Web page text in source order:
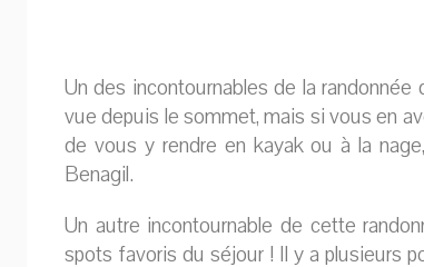
Un des incontournables de la
vue depuis le sommet, mais si vous en
de vous y rendre en kayak ou à la
Benagil.
Un autre incontournable de cette
spots favoris du séjour ! Il y a plusieurs